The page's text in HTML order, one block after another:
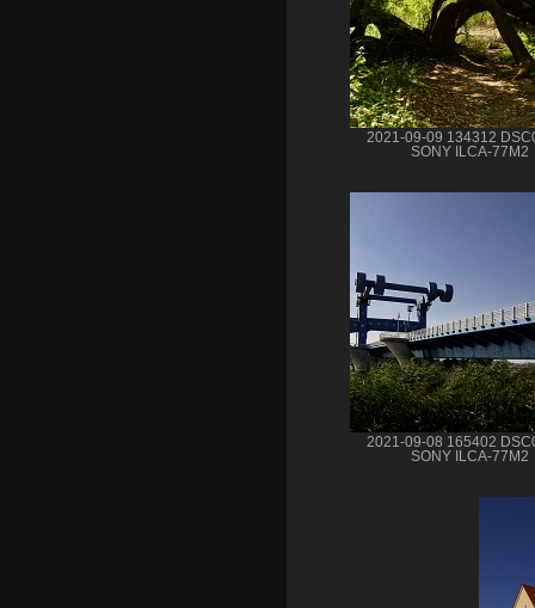
2021-09-09 134312
SONY ILCA-77M2
2021-09-08 165402
SONY ILCA-77M2